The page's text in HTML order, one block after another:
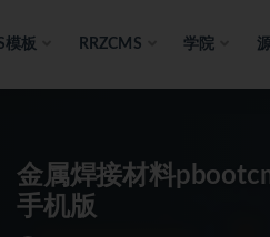
模板 RRZCMS 学院
金属焊接材料
手机版